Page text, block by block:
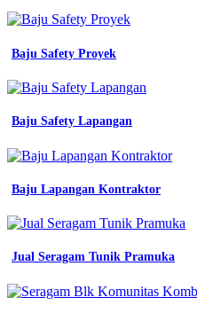
warna
kerja
bagus
semarang
contoh
desain
seragam
baju
batik
polo
kerja
tips
Baju Safety Proyek
Baju Safety Lapangan
Baju Lapangan Kontraktor
Jual Seragam Tunik Pramuka